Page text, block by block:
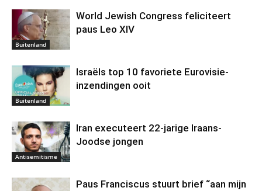
Buitenland
World Jewish Congress feliciteert
paus Leo XIV
Buitenland
Israëls top 10 favoriete Eurovisie-
inzendingen ooit
Antisemitisme
Iran executeert 22-jarige Iraans-
Joodse jongen
Paus Franciscus stuurt brief “aan mijn